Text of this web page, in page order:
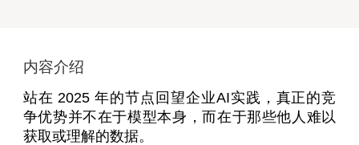
内容介绍
站在 2025 年的节点回望企业AI实践，真正的竞
争优势并不在于模型本身，而在于那些他人难以
获取或理解的数据。